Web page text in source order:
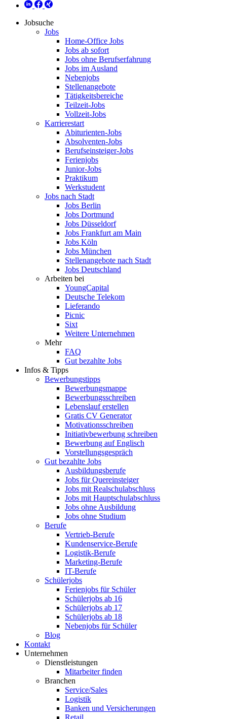
Jobsuche
Jobs
Home-Office Jobs
Jobs ab sofort
Jobs ohne Berufserfahrung
Jobs im Ausland
Nebenjobs
Stellenangebote
Tätigkeitsbereiche
Teilzeit-Jobs
Vollzeit-Jobs
Karrierestart
Abiturienten-Jobs
Absolventen-Jobs
Berufseinsteiger-Jobs
Ferienjobs
Junior-Jobs
Praktikum
Werkstudent
Jobs nach Stadt
Jobs Berlin
Jobs Dortmund
Jobs Düsseldorf
Jobs Frankfurt am Main
Jobs Köln
Jobs München
Stellenangebote nach Stadt
Jobs Deutschland
Arbeiten bei
YoungCapital
Deutsche Telekom
Lieferando
Picnic
Sixt
Weitere Unternehmen
Mehr
FAQ
Gut bezahlte Jobs
Infos & Tipps
Bewerbungstipps
Bewerbungsmappe
Bewerbungsschreiben
Lebenslauf erstellen
Gratis CV Generator
Motivationsschreiben
Initiativbewerbung schreiben
Bewerbung auf Englisch
Vorstellungsgespräch
Gut bezahlte Jobs
Ausbildungsberufe
Jobs für Quereinsteiger
Jobs mit Realschulabschluss
Jobs mit Hauptschulabschluss
Jobs ohne Ausbildung
Jobs ohne Studium
Berufe
Vertrieb-Berufe
Kundenservice-Berufe
Logistik-Berufe
Marketing-Berufe
IT-Berufe
Schülerjobs
Ferienjobs für Schüler
Schülerjobs ab 16
Schülerjobs ab 17
Schülerjobs ab 18
Nebenjobs für Schüler
Blog
Kontakt
Unternehmen
Dienstleistungen
Mitarbeiter finden
Branchen
Service/Sales
Logistik
Banken und Versicherungen
Retail